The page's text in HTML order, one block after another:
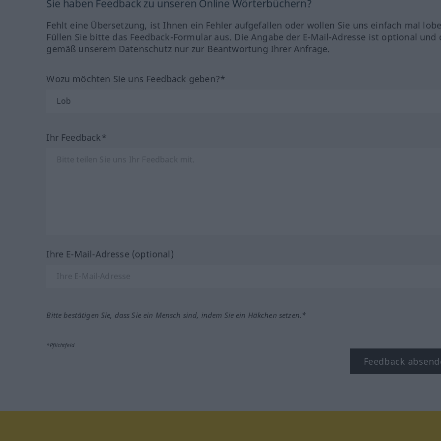
Sie haben Feedback zu unseren Online Wörterbüchern?
Fehlt eine Übersetzung, ist Ihnen ein Fehler aufgefallen oder wollen Sie uns einfach mal
Füllen Sie bitte das Feedback-Formular aus. Die Angabe der E-Mail-Adresse ist optional und
gemäß unserem Datenschutz nur zur Beantwortung Ihrer Anfrage.
Wozu möchten Sie uns Feedback geben?*
Ihr Feedback*
Ihre E-Mail-Adresse (optional)
Bitte bestätigen Sie, dass Sie ein Mensch sind, indem Sie ein Häkchen setzen.*
*Pflichtfeld
Feedback